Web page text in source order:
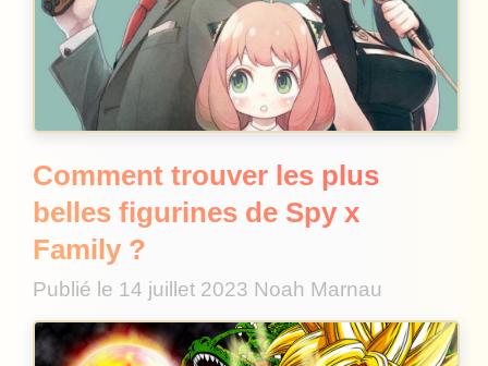
Comment trouver les plus
belles figurines de Spy x
Family ?
Publié le 14 juillet 2023 Noah Marnau